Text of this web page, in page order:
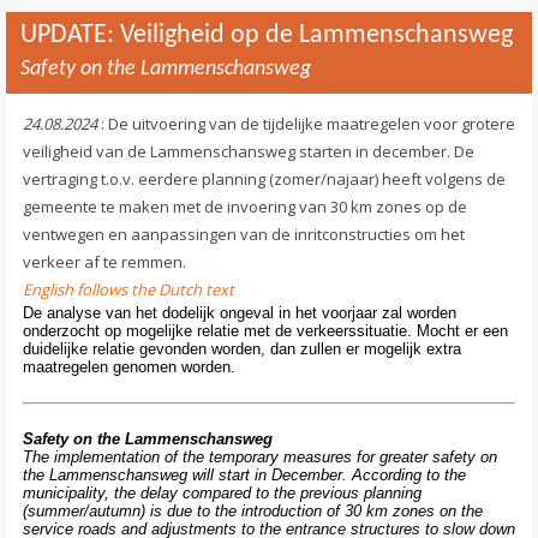
UPDATE: Veiligheid op de Lammenschansweg
Safety on the Lammenschansweg
24.08.2024: De uitvoering van de tijdelijke maatregelen voor grotere
veiligheid van de Lammenschansweg starten in december. De
vertraging t.o.v. eerdere planning (zomer/najaar) heeft volgens de
gemeente te maken met de invoering van 30 km zones op de
ventwegen en aanpassingen van de inritconstructies om het
verkeer af te remmen.
English follows the Dutch text
De analyse van het dodelijk ongeval in het voorjaar zal worden
onderzocht op mogelijke relatie met de verkeerssituatie. Mocht er een
duidelijke relatie gevonden worden, dan zullen er mogelijk extra
maatregelen genomen worden.
Safety on the Lammenschansweg
The implementation of the temporary measures for greater safety on
the Lammenschansweg will start in December. According to the
municipality, the delay compared to the previous planning
(summer/autumn) is due to the introduction of 30 km zones on the
service roads and adjustments to the entrance structures to slow down